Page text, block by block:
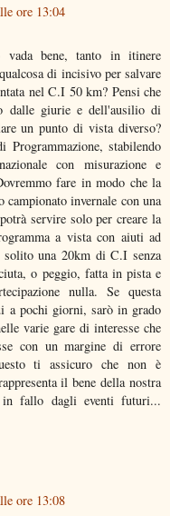
ore 13:04
vada bene, tanto in itinere
di incisivo per salvare
nel C.I 50 km? Pensi che
dalle giurie e dell'ausilio di
un punto di vista diverso?
Programmazione, stabilendo
con misurazione e
fare in modo che la
invernale con una
servire solo per creare la
a vista con aiuti ad
solito una 20km di C.I senza
o peggio, fatta in pista e
nulla. Se questa
a pochi giorni, sarò in grado
varie gare di interesse che
con un margine di errore
ti assicuro che non è
il bene della nostra
in fallo dagli eventi futuri...
ore 13:08